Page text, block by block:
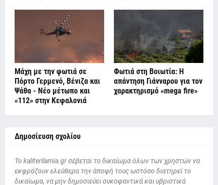
Μάχη με την φωτιά σε
Πόρτο Γερμενό, Βένιζα και
Ψάθα - Νέο μέτωπο και
«112» στην Κεφαλονιά
Φωτιά στη Βοιωτία: Η
απάντηση Γιάνναρου για τον
χαρακτηρισμό «mega fire»
Δημοσίευση σχολίου
To kaliterilamia.gr σέβεται το δικαίωμα όλων των χρηστών να
εκφράζουν ελεύθερα την άποψή τους ωστόσο διατηρεί το
δικαίωμα, να μην δημοσιεύει συκοφαντικά και υβριστικά